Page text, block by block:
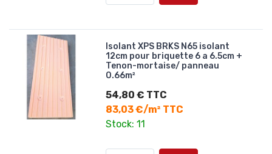
Isolant XPS BRKS N65 isolant
12cm pour briquette 6 a 6.5cm +
Tenon-mortaise/ panneau
0.66m²
54,80 € TTC
83,03 €/m² TTC
Stock: 11